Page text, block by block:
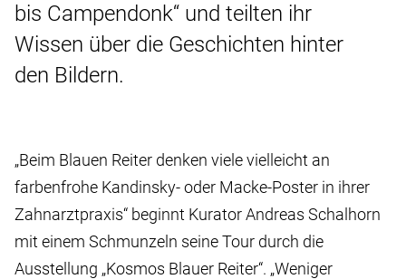
bis Campendonk“ und teilten ihr
Wissen über die Geschichten hinter
den Bildern.
„Beim Blauen Reiter denken viele vielleicht an
farbenfrohe Kandinsky- oder Macke-Poster in ihrer
Zahnarztpraxis“ beginnt Kurator Andreas Schalhorn
mit einem Schmunzeln seine Tour durch die
Ausstellung „Kosmos Blauer Reiter“. „Weniger